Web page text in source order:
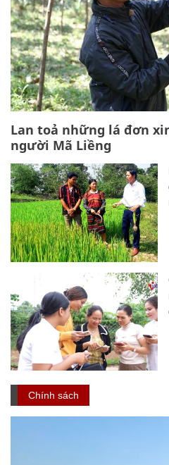
Lan toả những lá đơn
người Mã Liềng
Chính sách